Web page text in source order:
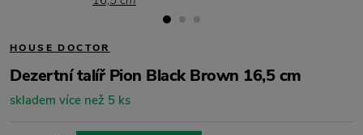
HOUSE DOCTOR
Dezertní talíř Pion Black Brown 16,5 cm
skladem více než 5 ks